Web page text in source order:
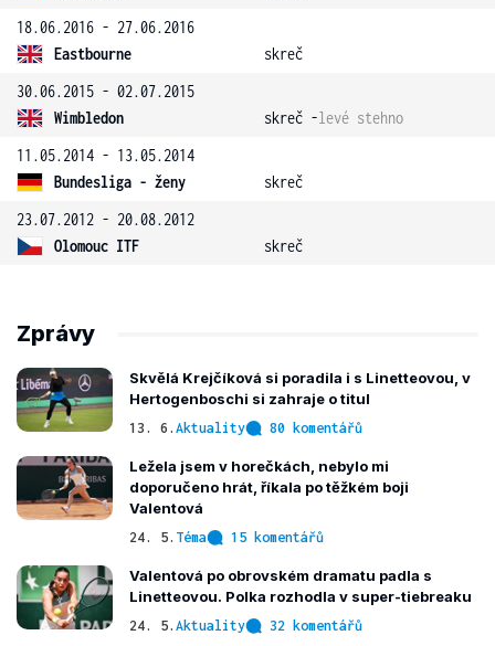
18.06.2016 - 27.06.2016
Eastbourne
skreč
30.06.2015 - 02.07.2015
Wimbledon
skreč -levé stehno
11.05.2014 - 13.05.2014
Bundesliga - ženy
skreč
23.07.2012 - 20.08.2012
Olomouc ITF
skreč
Zprávy
Skvělá Krejčíková si poradila i s Linetteovou, v
Hertogenboschi si zahraje o titul
13. 6. Aktuality 80 komentářů
Ležela jsem v horečkách, nebylo mi
doporučeno hrát, říkala po těžkém boji
Valentová
24. 5. Téma 15 komentářů
Valentová po obrovském dramatu padla s
Linetteovou. Polka rozhodla v super-tiebreaku
24. 5. Aktuality 32 komentářů